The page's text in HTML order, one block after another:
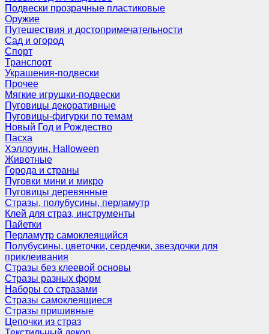
Подвески прозрачные пластиковые
Оружие
Путешествия и достопримечательности
Сад и огород
Спорт
Транспорт
Украшения-подвески
Прочее
Мягкие игрушки-подвески
Пуговицы декоративные
Пуговицы-фигурки по темам
Новый Год и Рождество
Пасха
Хэллоуин, Halloween
Животные
Города и страны
Пуговки мини и микро
Пуговицы деревянные
Стразы, полубусины, перламутр
Клей для страз, инструменты
Пайетки
Перламутр самоклеящийся
Полубусины, цветочки, сердечки, звездочки для
приклеивания
Стразы без клеевой основы
Стразы разных форм
Наборы со стразами
Стразы самоклеящиеся
Стразы пришивные
Цепочки из страз